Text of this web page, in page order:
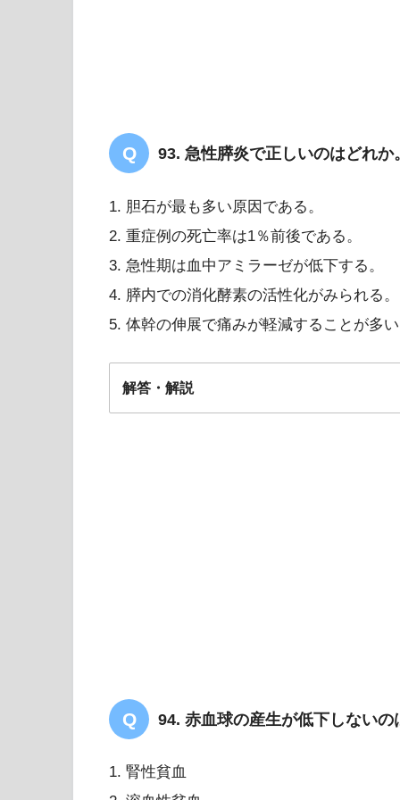
皮膚筋炎／多発性筋炎
93. 急性膵炎で正しいのはどれか
1. 胆石が最も多い原因である。
2. 重症例の死亡率は1％前後である。
3. 急性期は血中アミラーゼが低下する。
4. 膵内での消化酵素の活性化がみられる。
5. 体幹の伸展で痛みが軽減することが多
解答・解説
94. 赤血球の産生が低下しないの
1. 腎性貧血